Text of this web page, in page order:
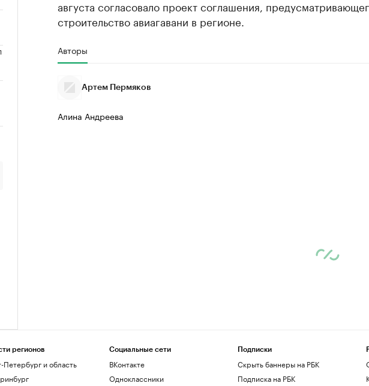
августа согласовало проект соглашения,
строительство авиагавани в регионе.
Авторы
Артем Пермяков
Алина Андреева
регионов
Петербург и область
Социальные сети
ВКонтакте
Одноклассники
Подписки
Скрыть баннеры на РБК
Подписка на РБК